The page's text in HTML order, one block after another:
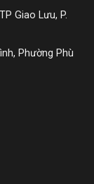
Giao Lưu, P.
Phường Phù